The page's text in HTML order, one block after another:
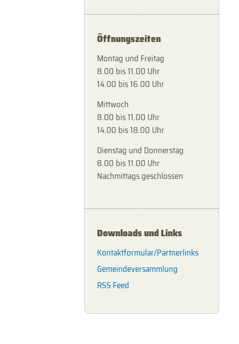
Öffnungszeiten
Montag und Freitag
8.00 bis 11.00 Uhr
14.00 bis 16.00 Uhr
Mittwoch
8.00 bis 11.00 Uhr
14.00 bis 18.00 Uhr
Dienstag und Donnerstag
8.00 bis 11.00 Uhr
Nachmittags geschlossen
Downloads und Links
Kontaktformular/Partnerlinks
Gemeindeversammlung
RSS Feed